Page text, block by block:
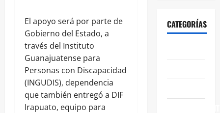
El apoyo será por parte de
Gobierno del Estado, a
través del Instituto
Guanajuatense para
Personas con Discapacidad
(INGUDIS), dependencia
que también entregó a DIF
Irapuato, equipo para
CATEGORÍAS